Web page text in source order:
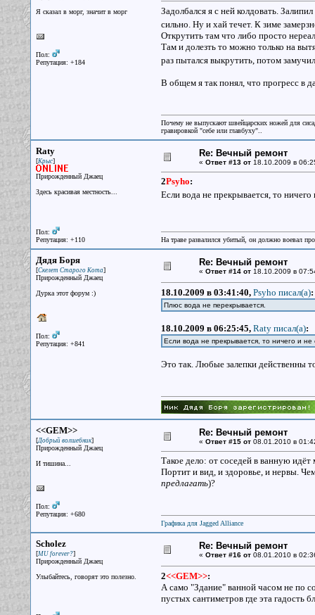
Я сказал в морг, значит в морг
Пол:
Репутация: +184
Задолбался я с ней колдовать.
сильно. Ну и хай течет. К зиме
Открутить там что либо просто
Там и долезть то можно только на
раз пытался выкрутить, потом
В общем я так понял, что прогресс в
Почему не выпускают швейцарских ножей для
гравировкой "себе или главбуху"..
Raty
[Крыс]
Прирожденный Джаец
Здесь красивая местность...
Пол:
Репутация: +110
Re: Вечный ремонт
« Ответ #13 от18.10.2009 в
2Psyho:
Если вода не прекрывается, то
На траве развалился убитый, он должно воевал
Дядя Боря
[Скелет Старого Кота]
Прирожденный Джаец
Дурка этот форум :)
Пол:
Репутация: +841
Re: Вечный ремонт
« Ответ #14 от18.10.2009 в
18.10.2009 в 03:41:40, Psyho писал(a):
Плюс вода не перекрывается.
18.10.2009 в 06:25:45, Raty писал(a):
Если вода не прекрывается, то ничего и
Это так. Любые залепки действенны
<<GEM>>
[Добрый волшебник]
Прирожденный Джаец
И тишина...
Пол:
Репутация: +680
Re: Вечный ремонт
« Ответ #15 от08.01.2010 в
Такое дело: от соседей в ванную идёт
Портит и вид, и здоровье, и нервы.
предлагать)?
Графика для Jagged Alliance
Scholez
[MU forever?]
Прирожденный Джаец
Улыбайтесь, говорят это полезно.
Re: Вечный ремонт
« Ответ #16 от08.01.2010 в
2<<GEM>>:
А само "Здание" ванной часом не по
пустых сантиметров где эта гадость